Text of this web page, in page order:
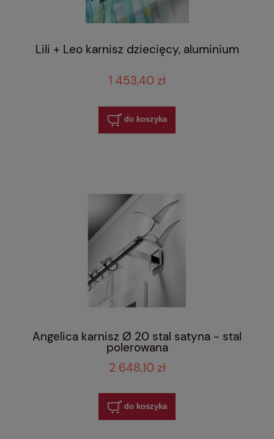
Lili + Leo karnisz dziecięcy, aluminium
1 453,40 zł
do koszyka
Angelica karnisz Ø 20 stal satyna - stal
polerowana
2 648,10 zł
do koszyka